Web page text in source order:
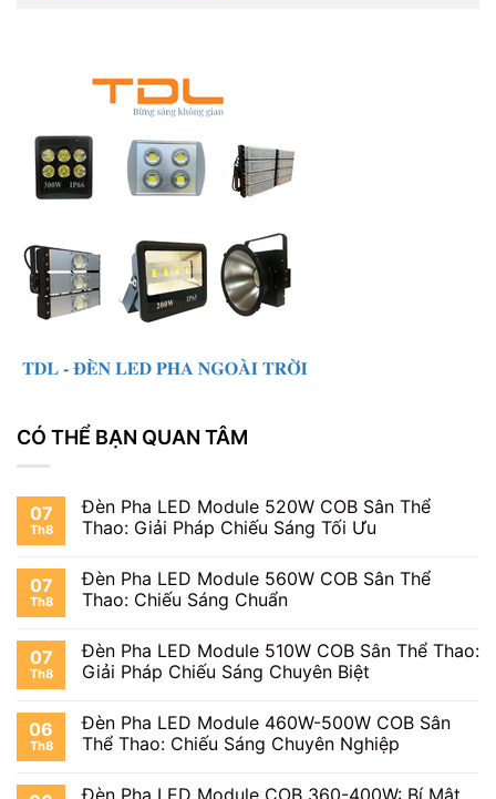
CÓ THỂ BẠN QUAN TÂM
07
Th8
Đèn Pha LED Module 520W COB Sân Thể
Thao: Giải Pháp Chiếu Sáng Tối Ưu
07
Th8
Đèn Pha LED Module 560W COB Sân Thể
Thao: Chiếu Sáng Chuẩn
07
Th8
Đèn Pha LED Module 510W COB Sân Thể Thao:
Giải Pháp Chiếu Sáng Chuyên Biệt
06
Th8
Đèn Pha LED Module 460W-500W COB Sân
Thể Thao: Chiếu Sáng Chuyên Nghiệp
Đèn Pha LED Module COB 360-400W: Bí Mật